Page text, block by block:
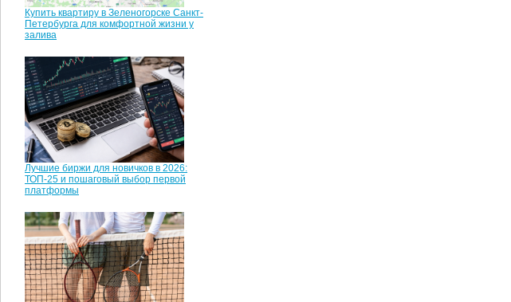
Купить квартиру в Зеленогорске Санкт-
Петербурга для комфортной жизни у
залива
Лучшие биржи для новичков в 2026:
ТОП-25 и пошаговый выбор первой
платформы